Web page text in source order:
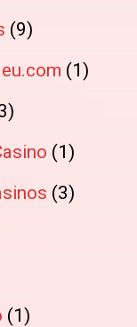
(9)
(1)
(1)
(3)
(1)